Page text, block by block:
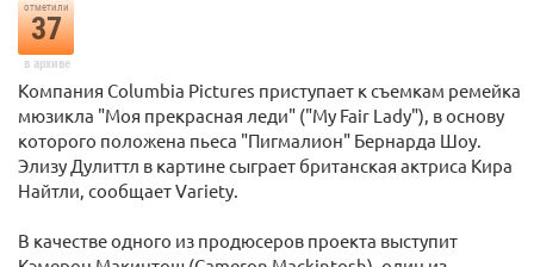
отметили
37
в архиве
Компания Columbia Pictures приступает к съемкам ремейка
мюзикла "Моя прекрасная леди" ("My Fair Lady"), в основу
которого положена пьеса "Пигмалион" Бернарда Шоу.
Элизу Дулиттл в картине сыграет британская актриса Кира
Найтли, сообщает Variety.
В качестве одного из продюсеров проекта выступит